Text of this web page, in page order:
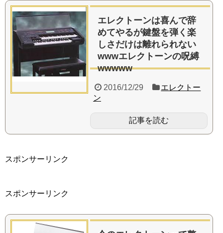
エレクトーンは喜んで辞
めてやるが鍵盤を弾く楽
しさだけは離れられない
wwwエレクトーンの呪縛
wwwww
2016/12/29
エレクトー
ン
記事を読む
スポンサーリンク
スポンサーリンク